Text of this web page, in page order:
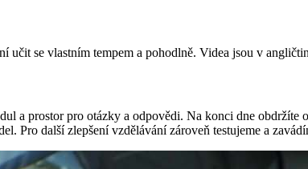
učit se vlastním tempem a pohodlně. Videa jsou v
a prostor pro otázky a odpovědi. Na konci dne obdržíte
Pro další zlepšení vzdělávání zároveň testujeme a